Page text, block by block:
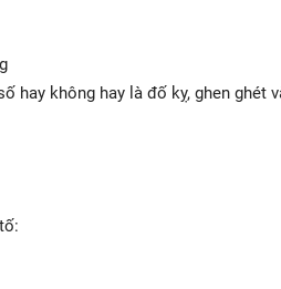
hay không hay là đố kỵ, ghen ghét